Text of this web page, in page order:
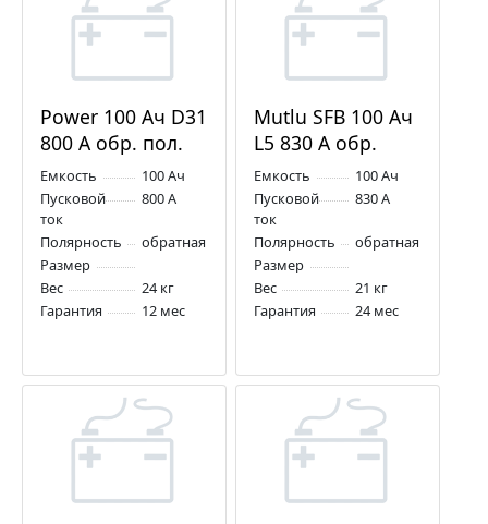
Power 100 Ач D31
800 А обр. пол.
Емкость
100 Ач
Пусковой
ток
800 А
Полярность
обратная
Размер
Вес
24 кг
Гарантия
12 мес
Mutlu SFB 100 Ач
L5 830 А обр.
пол.
Емкость
100 Ач
Пусковой
ток
830 А
Полярность
обратная
Размер
Вес
21 кг
Гарантия
24 мес